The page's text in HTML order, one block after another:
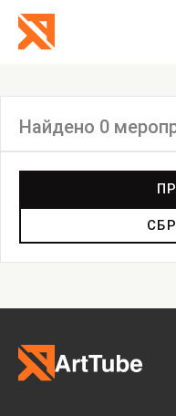
Найдено 0
Дискуссия
Пост-релиз
Пресс-